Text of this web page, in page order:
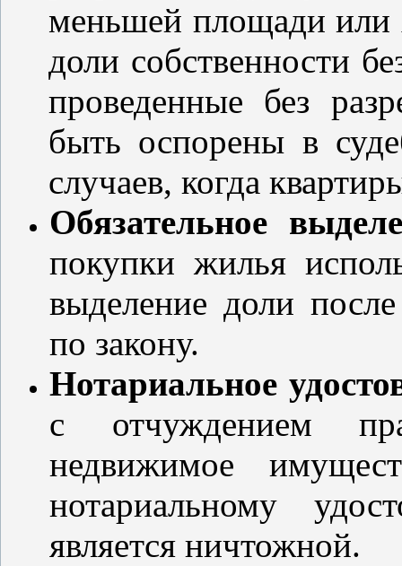
меньшей площади или
доли собственности
проведенные без
быть оспорены в
случаев, когда
Обязательное
покупки жилья
выделение доли
по закону.
Нотариальное
с отчуждением
недвижимое
нотариальному
является ничтожной.